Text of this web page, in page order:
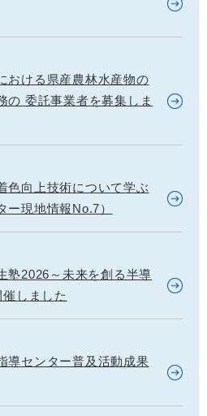
おける県産農林水産物の
の 委託事業者を募集しま
色向上技術について学ぶ
ー現地情報No.7）
塾2026～未来を創る半導
しました
導センター普及活動成果